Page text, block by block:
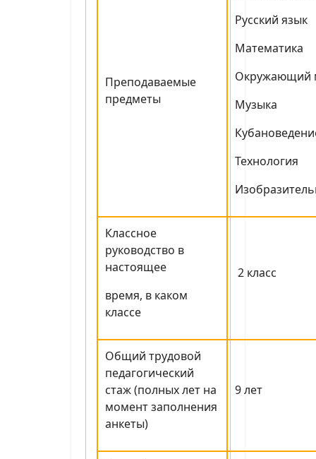
Преподаваемые
предметы
Русский язык
Математика
Окружающий
Музыка
Технология
Классное
руководство в
настоящее
время, в каком
классе
2 класс
Общий трудовой
педагогический
стаж (полных лет на
момент заполнения
анкеты)
9 лет